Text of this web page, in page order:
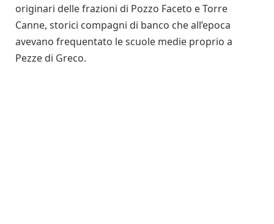
originari delle frazioni di Pozzo Faceto e Torre
Canne, storici compagni di banco che all’epoca
avevano frequentato le scuole medie proprio a
Pezze di Greco.